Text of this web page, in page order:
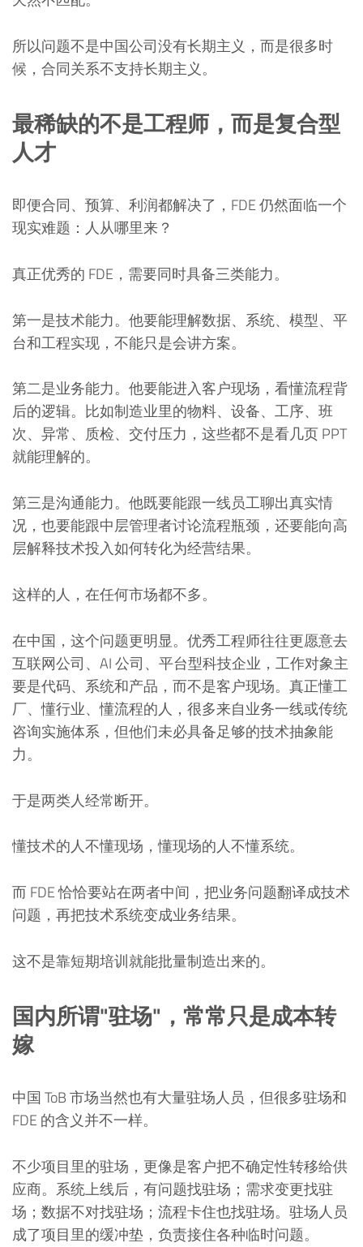
所以问题不是中国公司没有长期主义，而是很多时
候，合同关系不支持长期主义。
最稀缺的不是工程师，而是复合型
人才
即便合同、预算、利润都解决了，FDE 仍然面临一个
现实难题：人从哪里来？
真正优秀的 FDE，需要同时具备三类能力。
第一是技术能力。他要能理解数据、系统、模型、平
台和工程实现，不能只是会讲方案。
第二是业务能力。他要能进入客户现场，看懂流程背
后的逻辑。比如制造业里的物料、设备、工序、班
次、异常、质检、交付压力，这些都不是看几页 PPT
就能理解的。
第三是沟通能力。他既要能跟一线员工聊出真实情
况，也要能跟中层管理者讨论流程瓶颈，还要能向高
层解释技术投入如何转化为经营结果。
这样的人，在任何市场都不多。
在中国，这个问题更明显。优秀工程师往往更愿意去
互联网公司、AI 公司、平台型科技企业，工作对象主
要是代码、系统和产品，而不是客户现场。真正懂工
厂、懂行业、懂流程的人，很多来自业务一线或传统
咨询实施体系，但他们未必具备足够的技术抽象能
力。
于是两类人经常断开。
懂技术的人不懂现场，懂现场的人不懂系统。
而 FDE 恰恰要站在两者中间，把业务问题翻译成技术
问题，再把技术系统变成业务结果。
这不是靠短期培训就能批量制造出来的。
国内所谓"驻场"，常常只是成本转
嫁
中国 ToB 市场当然也有大量驻场人员，但很多驻场和
FDE 的含义并不一样。
不少项目里的驻场，更像是客户把不确定性转移给供
应商。系统上线后，有问题找驻场；需求变更找驻
场；数据不对找驻场；流程卡住也找驻场。驻场人员
成了项目里的缓冲垫，负责接住各种临时问题。